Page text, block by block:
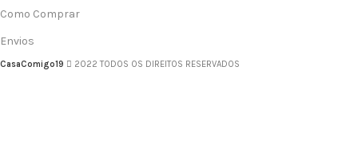
Como Comprar
Envios
CasaComigo19 2022 TODOS OS DIREITOS RESERVADOS